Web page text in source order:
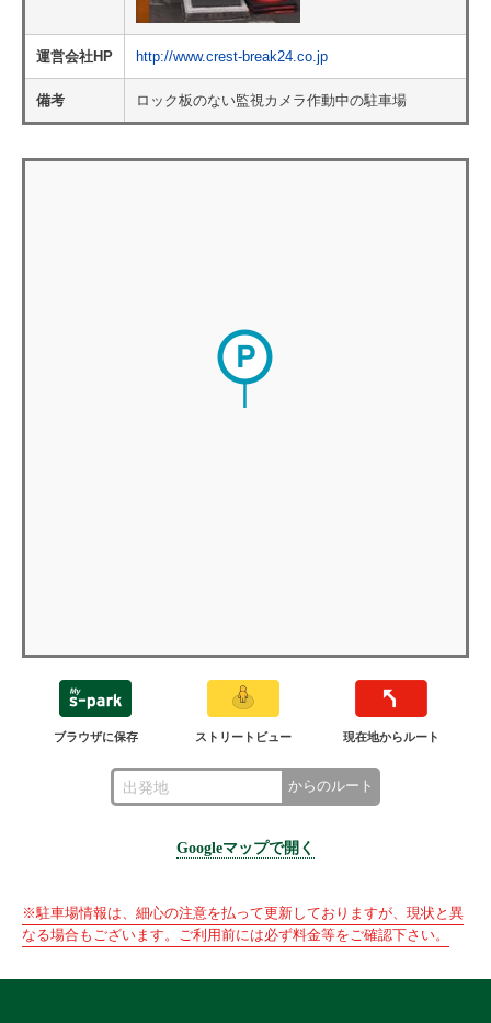
運営会社HP http://www.crest-break24.co.jp
備考 ロック板のない監視カメラ作動中の駐車場
ブラウザに保存 ストリートビュー 現在地からルート
からのルート
Googleマップで開く
※駐車場情報は、細心の注意を払って更新しておりますが、現状と異
なる場合もございます。ご利用前には必ず料金等をご確認下さい。